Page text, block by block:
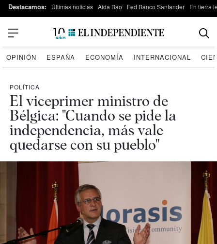
Destacamos: Últimas noticias Aída Bao Fed Banco Santander En tierra
OPINIÓN ESPAÑA ECONOMÍA INTERNACIONAL
POLÍTICA
El viceprimer ministro de
Bélgica: "Cuando se pide la
independencia, más vale
quedarse con su pueblo"